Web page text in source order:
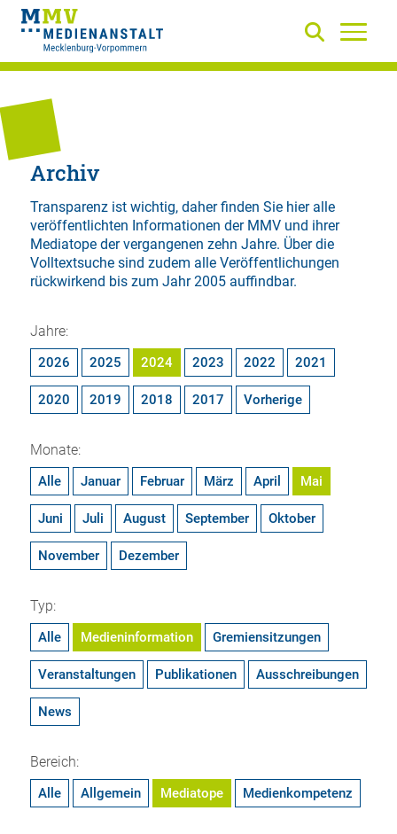
Archiv
Transparenz ist wichtig, daher finden Sie hier alle
veröffentlichten Informationen der MMV und ihrer
Mediatope der vergangenen zehn Jahre. Über die
Volltextsuchesind zudem alle Veröffentlichungen
rückwirkend bis zum Jahr 2005 auffindbar.
Jahre:
2026 2025 2024 2023 2022 2021
2020 2019 2018 2017 Vorherige
Monate:
Alle Januar Februar März April Mai
Juni Juli August September Oktober
November Dezember
Typ:
Alle Medieninformation Gremiensitzungen
Veranstaltungen Publikationen Ausschreibungen
News
Bereich:
Alle Allgemein Mediatope Medienkompetenz